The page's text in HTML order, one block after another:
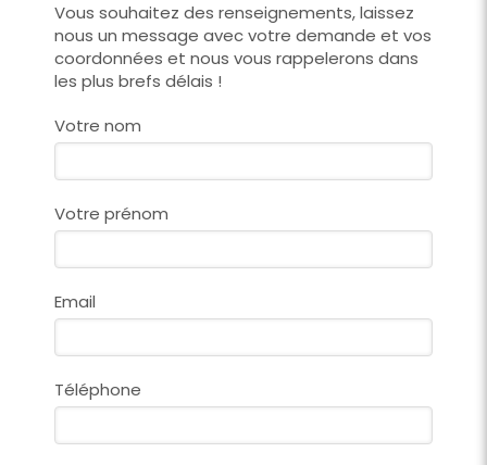
Vous souhaitez des renseignements, laissez
nous un message avec votre demande et vos
coordonnées et nous vous rappelerons dans
les plus brefs délais !
Votre nom
Votre prénom
Email
Téléphone